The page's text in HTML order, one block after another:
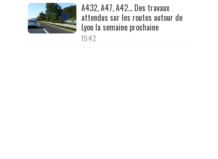
A432, A47, A42… Des travaux
attendus sur les routes autour de
Lyon la semaine prochaine
15:42